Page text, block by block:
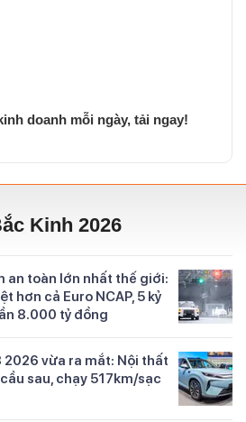
doanh mỗi ngày, tải ngay!
Kinh 2026
toàn lớn nhất thế giới:
hơn cả Euro NCAP, 5 kỷ
8.000 tỷ đồng
2026 vừa ra mắt: Nội thất
sau, chạy 517km/sạc